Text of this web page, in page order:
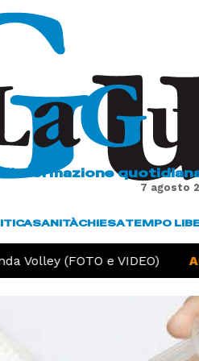
L'informazione
7 agosto
SANITÀCHIESATEMPO
(FOTO e VIDEO)